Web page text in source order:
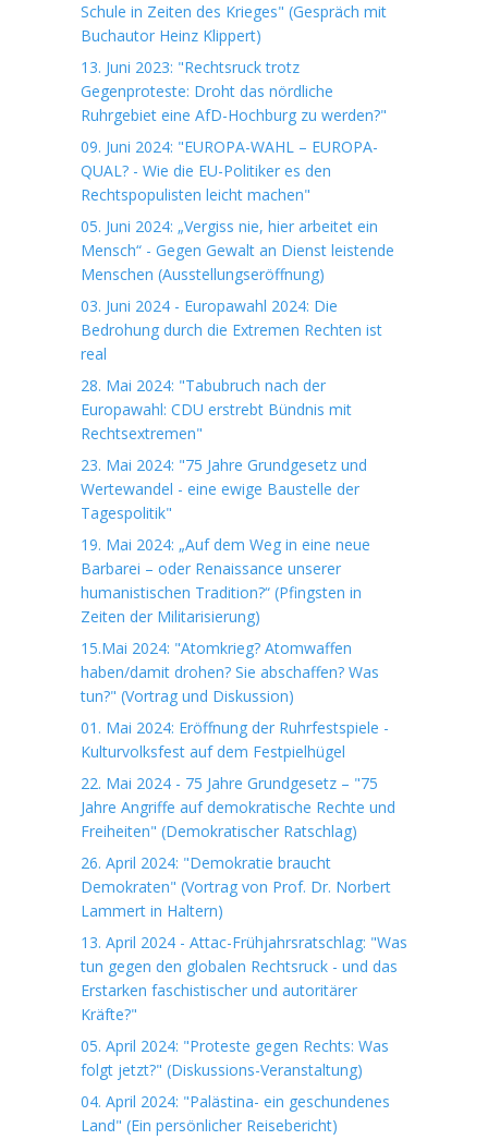
Schule in Zeiten des Krieges" (Gespräch mit
Buchautor Heinz Klippert)
13. Juni 2023: "Rechtsruck trotz
Gegenproteste: Droht das nördliche
Ruhrgebiet eine AfD-Hochburg zu werden?"
09. Juni 2024: "EUROPA-WAHL – EUROPA-
QUAL? - Wie die EU-Politiker es den
Rechtspopulisten leicht machen"
05. Juni 2024: „Vergiss nie, hier arbeitet ein
Mensch“ - Gegen Gewalt an Dienst leistende
Menschen (Ausstellungseröffnung)
03. Juni 2024 - Europawahl 2024: Die
Bedrohung durch die Extremen Rechten ist
real
28. Mai 2024: "Tabubruch nach der
Europawahl: CDU erstrebt Bündnis mit
Rechtsextremen"
23. Mai 2024: "75 Jahre Grundgesetz und
Wertewandel - eine ewige Baustelle der
Tagespolitik"
19. Mai 2024: „Auf dem Weg in eine neue
Barbarei – oder Renaissance unserer
humanistischen Tradition?“ (Pfingsten in
Zeiten der Militarisierung)
15.Mai 2024: "Atomkrieg? Atomwaffen
haben/damit drohen? Sie abschaffen? Was
tun?" (Vortrag und Diskussion)
01. Mai 2024: Eröffnung der Ruhrfestspiele -
Kulturvolksfest auf dem Festpielhügel
22. Mai 2024 - 75 Jahre Grundgesetz – "75
Jahre Angriffe auf demokratische Rechte und
Freiheiten" (Demokratischer Ratschlag)
26. April 2024: "Demokratie braucht
Demokraten" (Vortrag von Prof. Dr. Norbert
Lammert in Haltern)
13. April 2024 - Attac-Frühjahrsratschlag: "Was
tun gegen den globalen Rechtsruck - und das
Erstarken faschistischer und autoritärer
Kräfte?"
05. April 2024: "Proteste gegen Rechts: Was
folgt jetzt?" (Diskussions-Veranstaltung)
04. April 2024: "Palästina- ein geschundenes
Land" (Ein persönlicher Reisebericht)